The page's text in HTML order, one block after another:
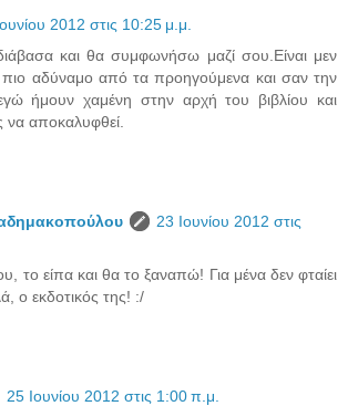
2012 στις 10:25 μ.μ.
και θα συμφωνήσω μαζί σου.Είναι μεν
αδύναμο από τα προηγούμενα και σαν την
ήμουν χαμένη στην αρχή του βιβλίου και
να αποκαλυφθεί.
23 Ιουνίου 2012 στις
το είπα και θα το ξαναπώ! Για μένα δεν φταίει
ο εκδοτικός της! :/
25 Ιουνίου 2012 στις 1:00 π.μ.